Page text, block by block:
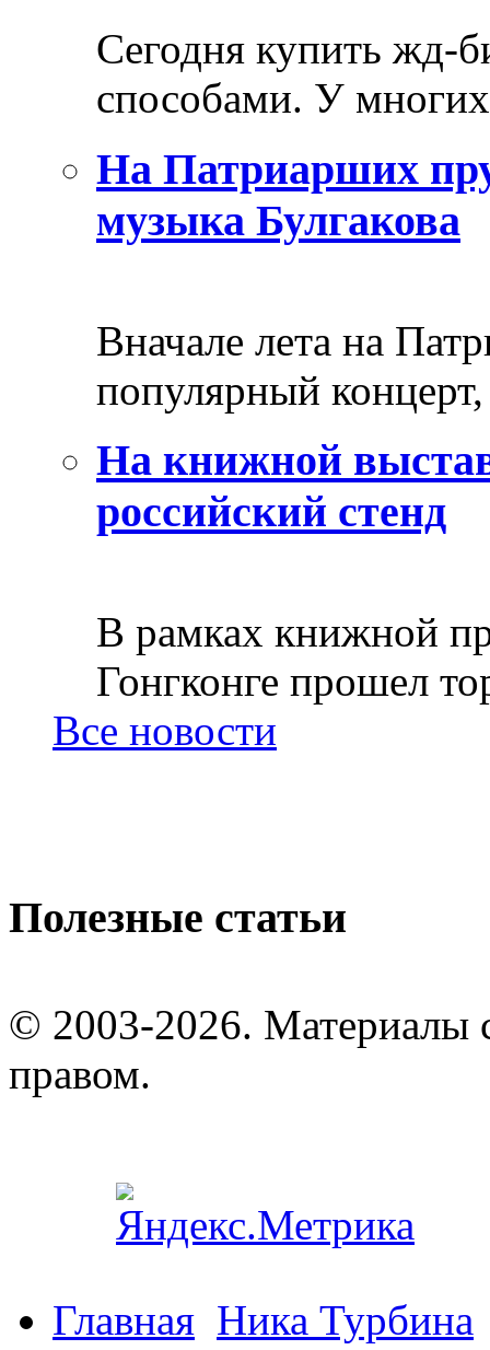
Сегодня купить жд-
способами. У
На Патриарших
музыка Булгакова
Вначале лета на
популярный
На книжной
российский стенд
В рамках книжной
Гонгконге прошел
Все новости
Полезные статьи
© 2003-2026. Материалы
правом.
Главная Ника Турбина